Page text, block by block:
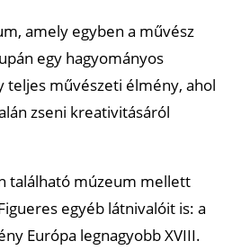
amely egyben a művész
egy hagyományos
teljes művészeti élmény, ahol
zseni kreativitásáról
található múzeum mellett
egyéb látnivalóit is: a
Európa legnagyobb XVIII.